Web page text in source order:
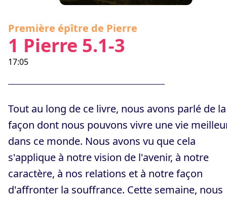
Première épître de Pierre
1 Pierre 5.1-3
17:05
Tout au long de ce livre, nous avons parlé de la
façon dont nous pouvons vivre une vie
dans ce monde. Nous avons vu que cela
s'applique à notre vision de l'avenir, à notre
caractère, à nos relations et à notre façon
d'affronter la souffrance. Cette semaine, nous